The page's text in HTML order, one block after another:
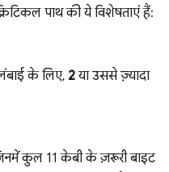
पाथ की ये विशेषताएं हैं:
के लिए, 2या उससे ज़्यादा
कुल 11 केबी के ज़रूरी बाइट